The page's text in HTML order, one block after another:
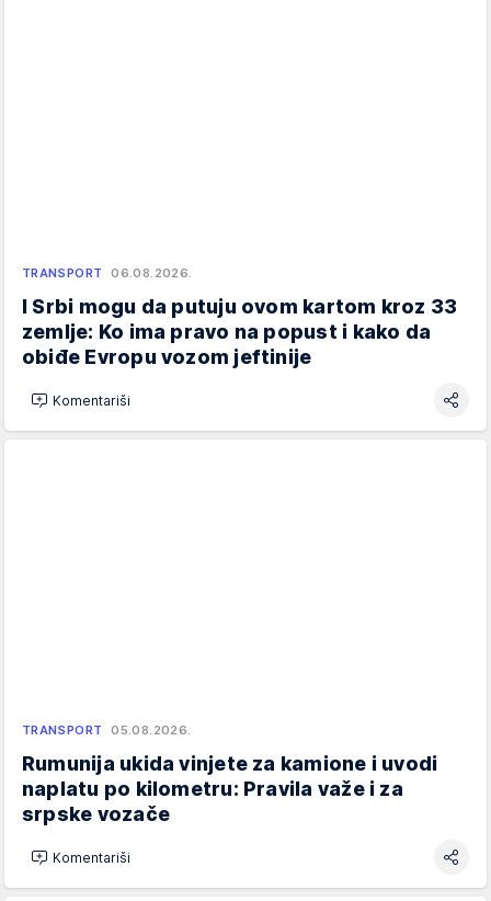
TRANSPORT 06.08.2026.
I Srbi mogu da putuju ovom kartom kroz 33
zemlje: Ko ima pravo na popust i kako da
obiđe Evropu vozom jeftinije
Komentariši
TRANSPORT 05.08.2026.
Rumunija ukida vinjete za kamione i uvodi
naplatu po kilometru: Pravila važe i za
srpske vozače
Komentariši